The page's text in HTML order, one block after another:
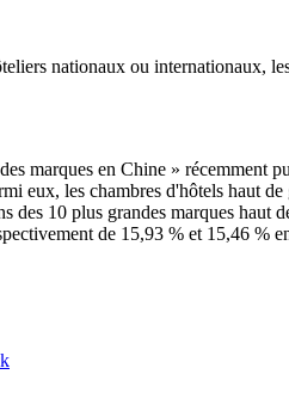
nationaux ou internationaux,
marques en Chine »
eux, les chambres d'hôtels haut
10 plus grandes marques
de 15,93 % et 15,46 %